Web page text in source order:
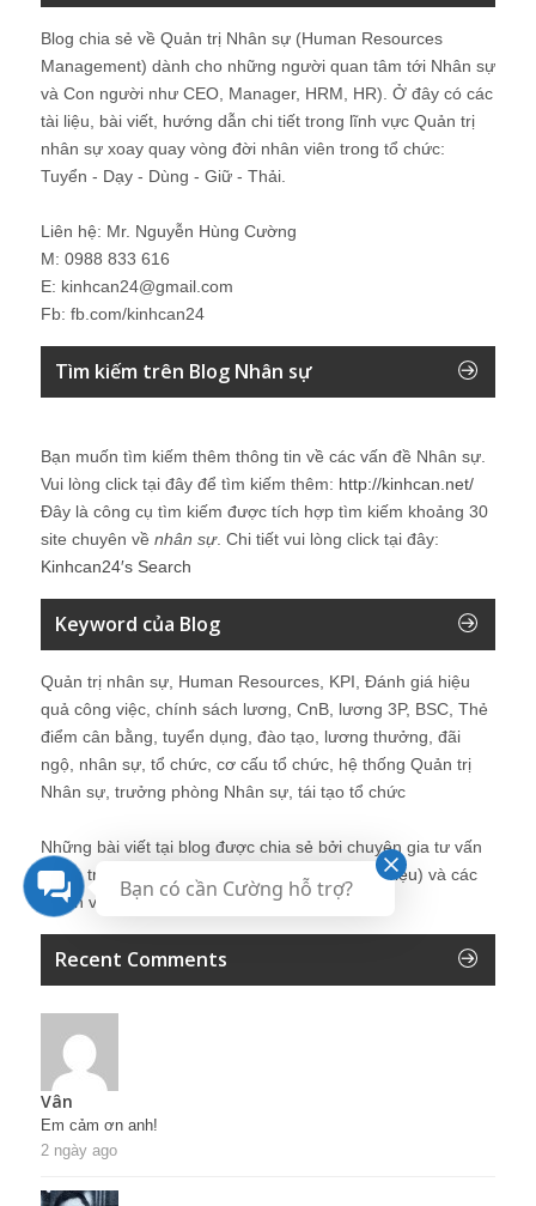
Blog chia sẻ về Quản trị Nhân sự (Human Resources
Management) dành cho những người quan tâm tới Nhân sự
và Con người như CEO, Manager, HRM, HR). Ở đây có các
tài liệu, bài viết, hướng dẫn chi tiết trong lĩnh vực Quản trị
nhân sự xoay quay vòng đời nhân viên trong tổ chức:
Tuyển - Dạy - Dùng - Giữ - Thải.
Liên hệ: Mr. Nguyễn Hùng Cường
M: 0988 833 616
E: kinhcan24@gmail.com
Fb: fb.com/kinhcan24
Tìm kiếm trên Blog Nhân sự
Bạn muốn tìm kiếm thêm thông tin về các vấn đề Nhân sự
Vui lòng click tại đây để tìm kiếm thêm: http://kinhcan.net/
Đây là công cụ tìm kiếm được tích hợp tìm kiếm khoảng 30
site chuyên về nhân sự. Chi tiết vui lòng click tại đây:
Kinhcan24′s Search
Keyword của Blog
Quản trị nhân sự, Human Resources, KPI, Đánh giá hiệu
quả công việc, chính sách lương, CnB, lương 3P, BSC, Thẻ
điểm cân bằng, tuyển dụng, đào tạo, lương thưởng, đãi
ngộ, nhân sự, tổ chức, cơ cấu tổ chức, hệ thống Quản trị
Nhân sự, trưởng phòng Nhân sự, tái tạo tổ chức
Những bài viết tại blog được chia sẻ bởi chuyên gia tư vấn
Quản trị Nhân sự Nguyễn Hùng Cường (
giới thiệu) và các
thành viên khác trong cộng đồng Nhân sự.
Recent Comments
Vân
Em cảm ơn anh!
2 ngày ago
Bạn có cần Cường hỗ trợ?